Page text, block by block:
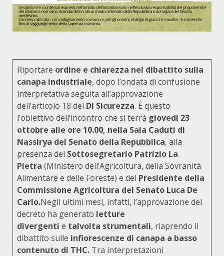
Riportare ordine e chiarezza nel dibattito sulla
canapa industriale, dopo l’ondata di confusione
interpretativa seguita all’approvazione
dell’articolo 18 del Dl Sicurezza. È questo
l’obiettivo dell’incontro che si terrà giovedì 23
ottobre alle ore 10.00, nella Sala Caduti di
Nassirya del Senato della Repubblica, alla
presenza del Sottosegretario Patrizio La
Pietra (Ministero dell’Agricoltura, della Sovranità
Alimentare e delle Foreste) e del Presidente della
Commissione Agricoltura del Senato Luca De
Carlo.Negli ultimi mesi, infatti, l’approvazione del
decreto ha generato letture
divergenti e talvolta strumentali, riaprendo il
dibattito sulle infiorescenze di canapa a basso
contenuto di THC. Tra interpretazioni